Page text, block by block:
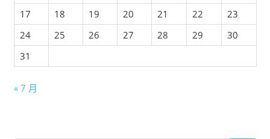
17
18 19 20 21 22
23
24
25 26 27 28 29
30
31
« 7 月